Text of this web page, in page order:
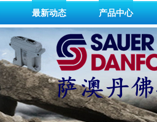
最新动态 产品中心